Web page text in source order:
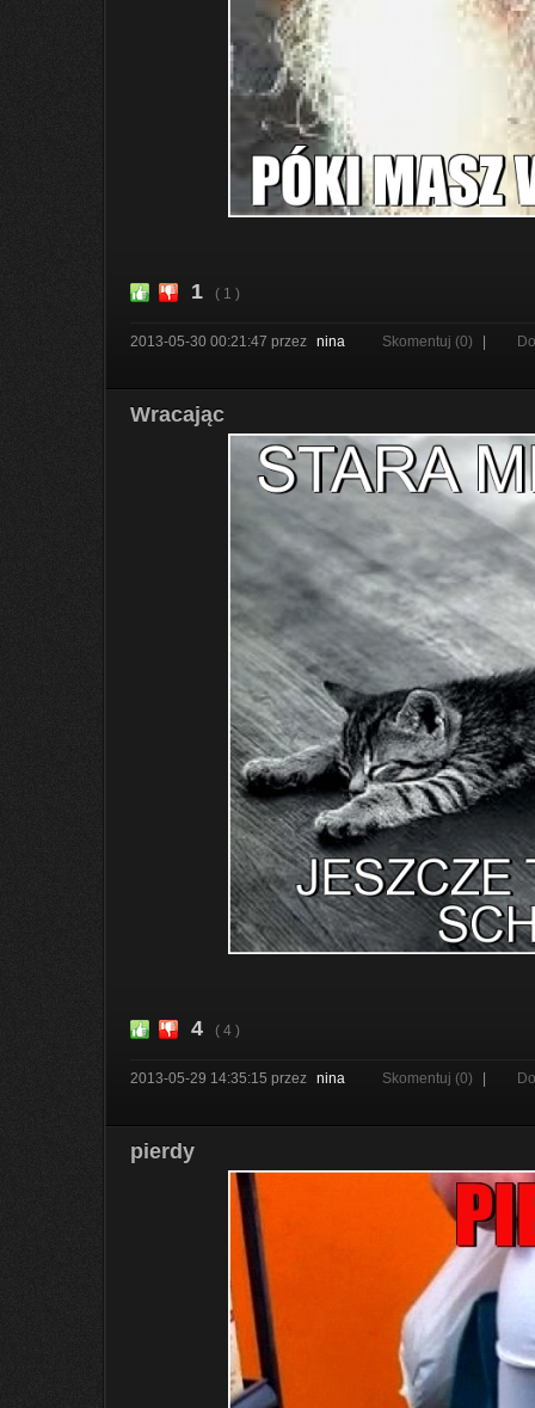
1 ( 1 )
2013-05-30 00:21:47 przez nina Skomentuj (0)
Wracając
4 ( 4 )
2013-05-29 14:35:15 przez nina Skomentuj (0)
pierdy